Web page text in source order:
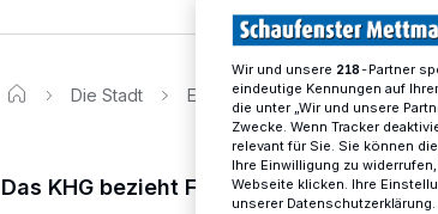
Die Stadt Emotionaler Unterricht
Das KHG bezieht Flüchtlinge mit in den
Wir und unsere 218-Partner
eindeutige Kennungen auf
die unter „Wir und unsere
Zwecke. Wenn Tracker
relevant für Sie. Sie können
Ihre Einwilligung zu
Webseite klicken. Ihre
unserer Datenschutzerklärung.